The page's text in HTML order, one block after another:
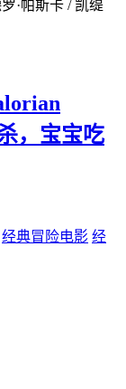
·帕斯卡 / 凯缇
，宝宝吃
经典冒险电影 经